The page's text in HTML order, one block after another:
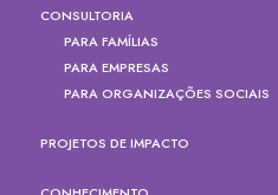
CONSULTORIA
PARA FAMÍLIAS
PARA EMPRESAS
PARA ORGANIZAÇÕES SOCIAIS
PROJETOS DE IMPACTO